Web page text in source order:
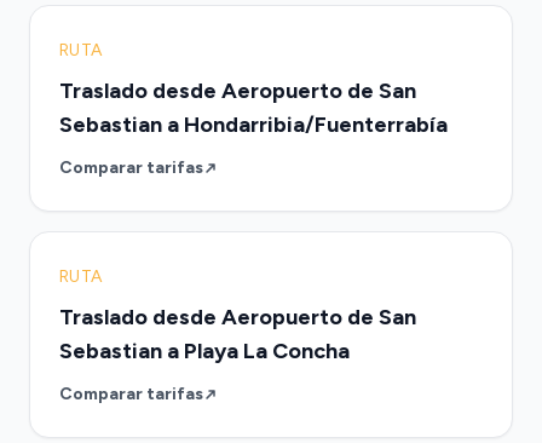
RUTA
Traslado desde Aeropuerto de San
Sebastian a Hondarribia/Fuenterrabía
Comparar tarifas
RUTA
Traslado desde Aeropuerto de San
Sebastian a Playa La Concha
Comparar tarifas